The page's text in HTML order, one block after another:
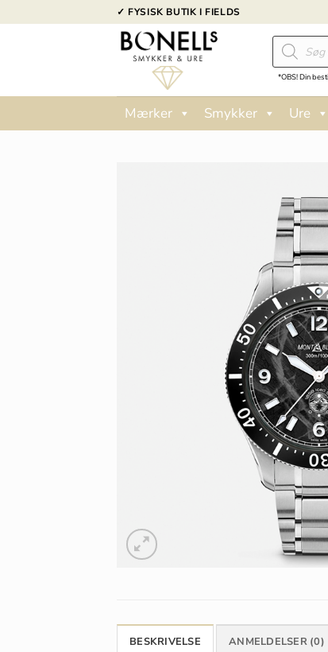
til
✓ FYSISK BUTIK I FIELDS
Products
search
*OBS! Din
Mærker Smykker Ure
BESKRIVELSE ANMELDELSER (0)